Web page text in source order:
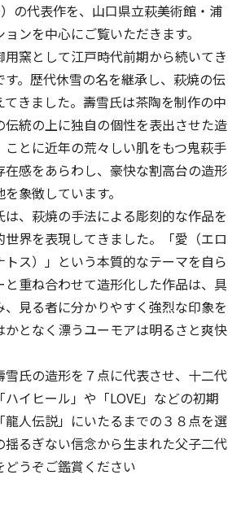
の代表作を、山口県立萩美術館・浦
ンを中心にご覧いただきます。
窯として江戸時代前期から続いてき
す。歴代休雪の名を継承し、萩焼の伝
きました。壽雪氏は茶陶を制作の中
統の上に独自の個性を表出させた造
とに近年の荒々しい肌をもつ鬼萩手
在感をあらわし、豪快な割高台の造形
象徴しています。
、萩焼の手法による彫刻的な作品を
界を表現してきました。「愛（エロ
ス）」という本質的なテーマを自ら
と重ね合わせて造形化した作品は、具
見る者に分かりやすく強烈な印象を
となく漂うユーモアは明るさと爽快
雪氏の造形を７点に代表させ、十二代
イヒール」や「LOVE」などの初期
龍人伝説」にいたるまでの３８点を選
揺るぎない信念から生まれた父子二代
うぞご鑑賞ください